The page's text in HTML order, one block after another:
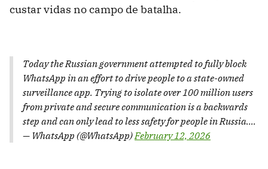
custar vidas no campo de batalha.
Today the Russian government attempted to fully block
WhatsApp in an effort to drive people to a state-owned
surveillance app. Trying to isolate over 100 million users
from private and secure communication is a backwards
step and can only lead to less safety for people in Russia.…
— WhatsApp (@WhatsApp) February 12, 2026